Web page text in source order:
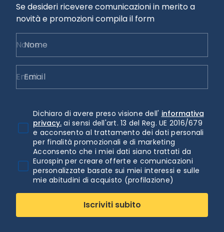
Se desideri ricevere comunicazioni in merito a
novità e promozioni compila il form
Nome
Email
Dichiaro di avere preso visione dell' informativa
privacy. ai sensi dell'art. 13 del Reg. UE 2016/679
e acconsento al trattamento dei dati personali
per finalità promozionali e di marketing
Acconsento che i miei dati siano trattati da
Eurospin per creare offerte e comunicazioni
personalizzate basate sui miei interessi e sulle
mie abitudini di acquisto (profilazione)
Iscriviti subito